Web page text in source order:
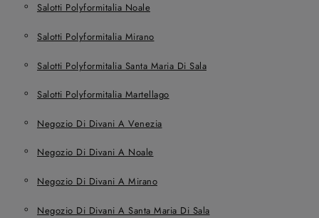
Salotti Polyformitalia Noale
Salotti Polyformitalia Mirano
Salotti Polyformitalia Santa Maria Di Sala
Salotti Polyformitalia Martellago
Negozio Di Divani A Venezia
Negozio Di Divani A Noale
Negozio Di Divani A Mirano
Negozio Di Divani A Santa Maria Di Sala